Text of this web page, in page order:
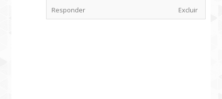
Responder Excluir